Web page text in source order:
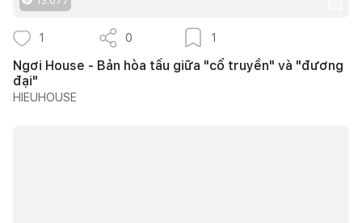
1 0 1
Ngơi House - Bản hòa tấu giữa "cổ truyền" và "đương
đại"
HIEUHOUSE